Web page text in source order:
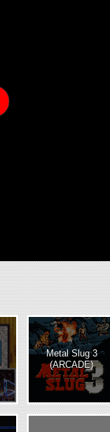
Metal Slug 3
(ARCADE)